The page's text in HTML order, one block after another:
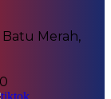
Merah,